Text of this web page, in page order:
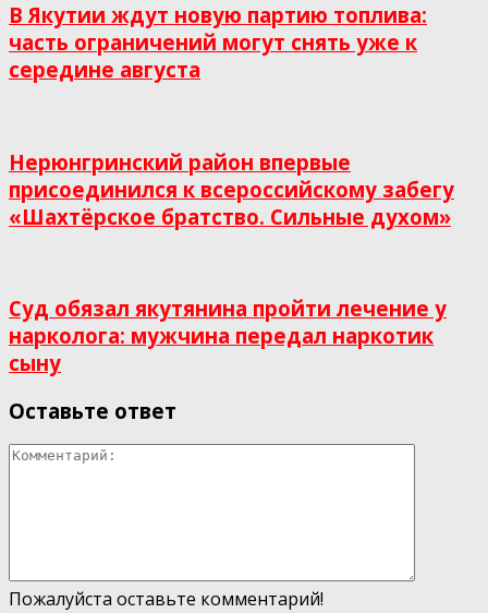
В Якутии ждут новую партию топлива:
часть ограничений могут снять уже к
середине августа
Нерюнгринский район впервые
присоединился к всероссийскому забегу
«Шахтёрское братство. Сильные духом»
Суд обязал якутянина пройти лечение у
нарколога: мужчина передал наркотик
сыну
Оставьте ответ
Пожалуйста оставьте комментарий!